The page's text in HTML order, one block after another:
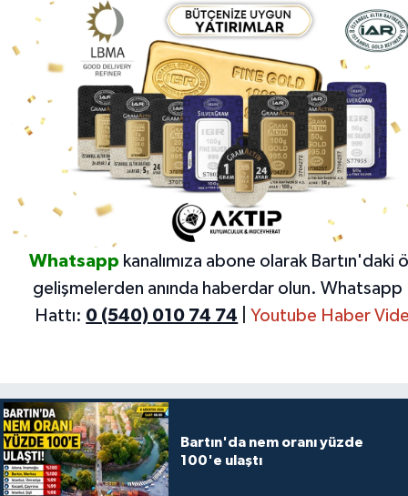
Whatsapp kanalımıza abone olarak Bartın'daki
gelişmelerden anında haberdar olun. Whatsapp
Hattı: 0 (540) 010 74 74 Youtube Haber
Bartın'da nem oranı yüzde
100'e ulaştı